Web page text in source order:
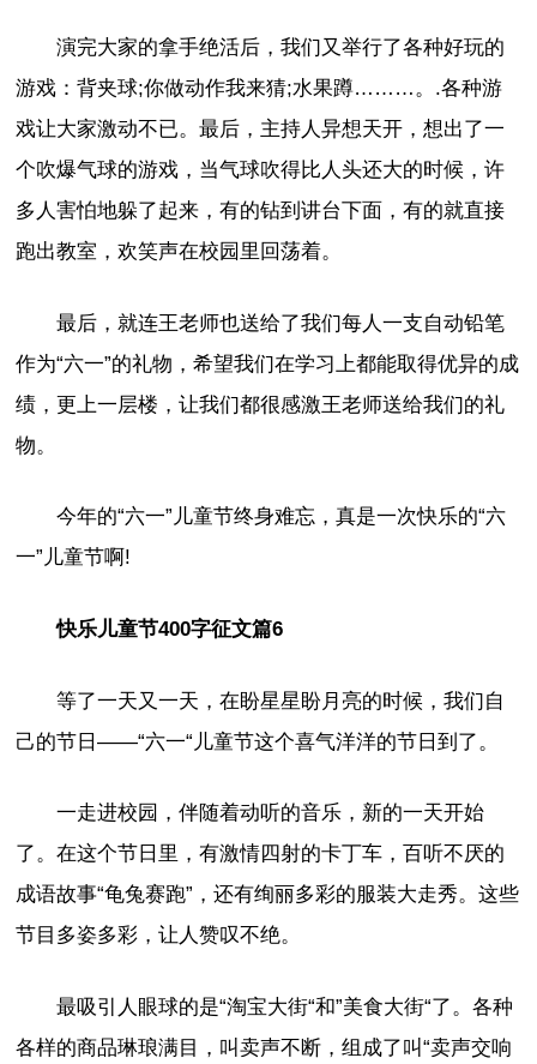
演完大家的拿手绝活后，我们又举行了各种好玩的
游戏：背夹球;你做动作我来猜;水果蹲………。.各种游
戏让大家激动不已。最后，主持人异想天开，想出了一
个吹爆气球的游戏，当气球吹得比人头还大的时候，许
多人害怕地躲了起来，有的钻到讲台下面，有的就直接
跑出教室，欢笑声在校园里回荡着。
最后，就连王老师也送给了我们每人一支自动铅笔
作为“六一”的礼物，希望我们在学习上都能取得优异的成
绩，更上一层楼，让我们都很感激王老师送给我们的礼
物。
今年的“六一”儿童节终身难忘，真是一次快乐的“六
一”儿童节啊!
快乐儿童节400字征文篇6
等了一天又一天，在盼星星盼月亮的时候，我们自
己的节日——“六一“儿童节这个喜气洋洋的节日到了。
一走进校园，伴随着动听的音乐，新的一天开始
了。在这个节日里，有激情四射的卡丁车，百听不厌的
成语故事“龟兔赛跑”，还有绚丽多彩的服装大走秀。这些
节目多姿多彩，让人赞叹不绝。
最吸引人眼球的是“淘宝大街“和”美食大街“了。各种
各样的商品琳琅满目，叫卖声不断，组成了叫“卖声交响